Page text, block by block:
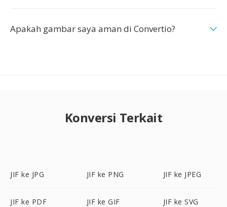
Apakah gambar saya aman di Convertio?
Konversi Terkait
JIF ke JPG JIF ke PNG JIF ke JPEG
JIF ke PDF JIF ke GIF JIF ke SVG